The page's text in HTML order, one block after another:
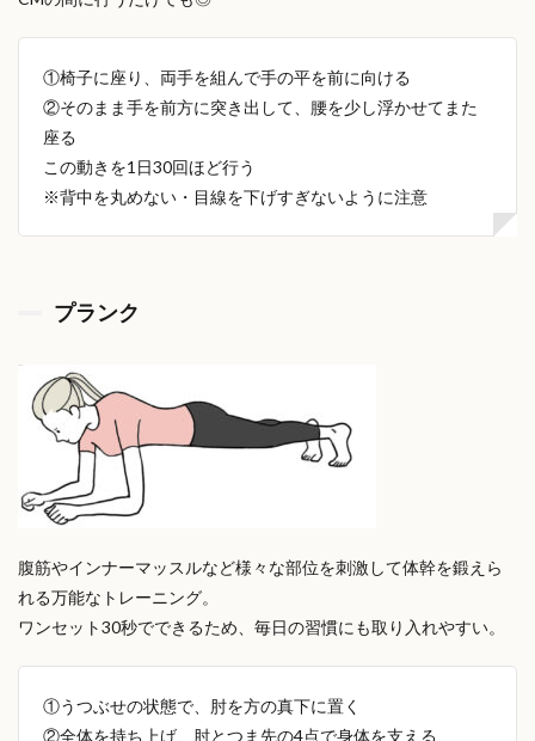
①椅子に座り、両手を組んで手の平を前に向ける
②そのまま手を前方に突き出して、腰を少し浮かせてまた
座る
この動きを1日30回ほど行う
※背中を丸めない・目線を下げすぎないように注意
プランク
腹筋やインナーマッスルなど様々な部位を刺激して体幹を鍛えら
れる万能なトレーニング。
ワンセット30秒でできるため、毎日の習慣にも取り入れやすい。
①うつぶせの状態で、肘を方の真下に置く
②全体を持ち上げ、肘とつま先の4点で身体を支える